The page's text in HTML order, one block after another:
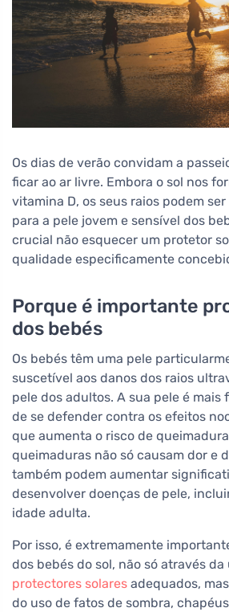
Os dias de verão convidam a
ficar ao ar livre. Embora o sol nos
vitamina D, os seus raios podem
para a pele jovem e sensível dos
crucial não esquecer um protetor
qualidade especificamente
Porque é importante
dos bebés
Os bebés têm uma pele
suscetível aos danos dos raios
pele dos adultos. A sua pele é mais
de se defender contra os efeitos
que aumenta o risco de
queimaduras não só causam dor e
também podem aumentar
desenvolver doenças de pele,
idade adulta.
Por isso, é extremamente
dos bebés do sol, não só através
protectores solares adequados,
do uso de fatos de sombra,